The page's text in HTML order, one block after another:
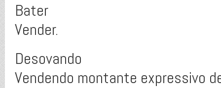
Bater
Vender.
Desovando
Vendendo montante expressivo